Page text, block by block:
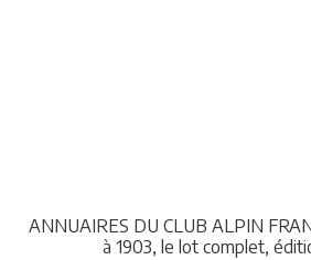
ANNUAIRES DU CLUB ALPIN
à 1903, le lot complet,